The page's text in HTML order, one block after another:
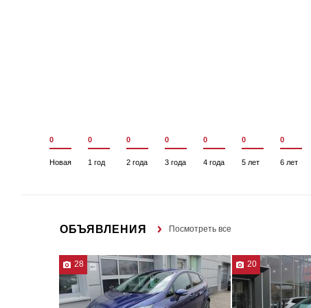
0
Новая
0
1 год
0
2 года
0
3 года
0
4 года
0
5 лет
0
6 лет
ОБЪЯВЛЕНИЯ Посмотреть все
28 20